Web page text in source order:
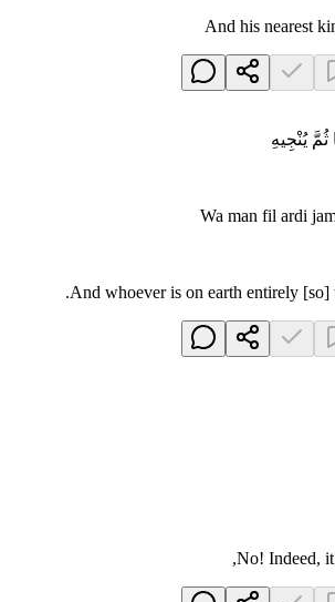
And his nearest
يُنْجِيهِ
Wa man fil ardi
And whoever is on earth entirely [so]
No! Indeed,